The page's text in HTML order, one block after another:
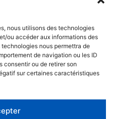
nous utilisons des technologies
ou accéder aux informations des
nous permettra de
de navigation ou les ID
consentir ou de retirer son
sur certaines caractéristiques